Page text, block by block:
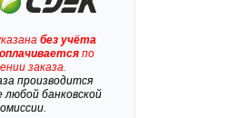
без учёта
оплачивается по
заказа.
производится
банковской